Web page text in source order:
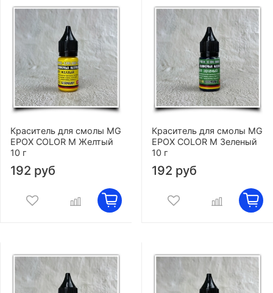
Краситель для смолы MG
EPOX COLOR M Желтый
10 г
192 руб
Краситель для смолы MG
EPOX COLOR M Зеленый
10 г
192 руб